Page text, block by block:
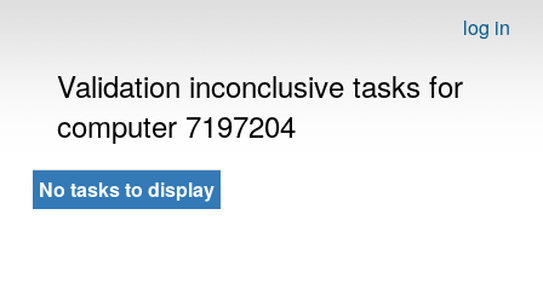
log in
Validation inconclusive tasks for
computer 7197204
No tasks to display